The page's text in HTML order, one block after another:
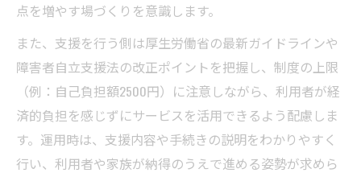
点を増やす場づくりを意識します。
また、支援を行う側は厚生労働省の最新ガイドラインや
障害者自立支援法の改正ポイントを把握し、制度の上限
（例：自己負担額2500円）に注意しながら、利用者が経
済的負担を感じずにサービスを活用できるよう配慮しま
す。運用時は、支援内容や手続きの説明をわかりやすく
行い、利用者や家族が納得のうえで進める姿勢が求めら